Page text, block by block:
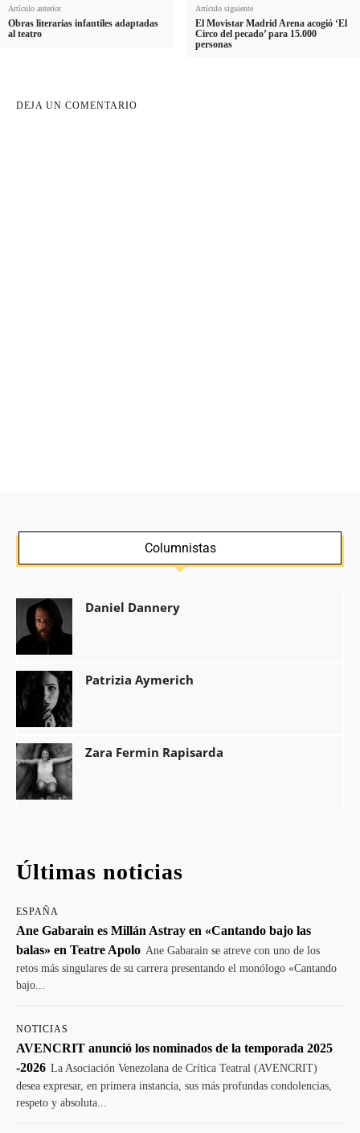
Artículo anterior
Obras literarias infantiles adaptadas
al teatro
Artículo siguiente
El Movistar Madrid Arena acogió ‘El
Circo del pecado’ para 15.000
personas
DEJA UN COMENTARIO
Columnistas
Daniel Dannery
Patrizia Aymerich
Zara Fermin Rapisarda
Últimas noticias
ESPAÑA
Ane Gabarain es Millán Astray en «Cantando bajo las
balas» en Teatre Apolo Ane Gabarain se atreve con uno de los
retos más singulares de su carrera presentando el monólogo «Cantando
bajo...
NOTICIAS
AVENCRIT anunció los nominados de la temporada 2025
-2026 La Asociación Venezolana de Crítica Teatral (AVENCRIT)
desea expresar, en primera instancia, sus más profundas condolencias,
respeto y absoluta...